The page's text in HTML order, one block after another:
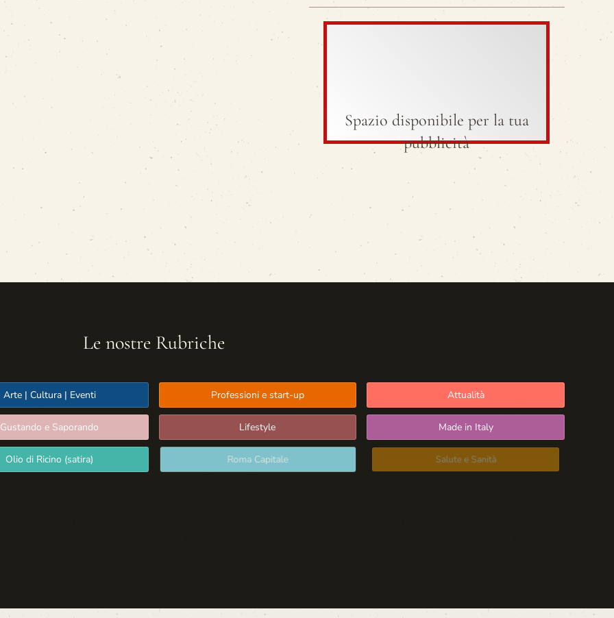
Spazio disponibile per la tua
pubblicità
Le nostre Rubriche
Arte | Cultura | Eventi Professioni e start-up Attualità
Gustando e Saporando Lifestyle Made in Italy
Olio di Ricino (satira) Roma Capitale Salute e Sanità